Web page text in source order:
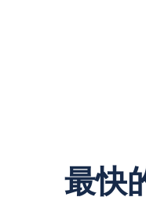
最快